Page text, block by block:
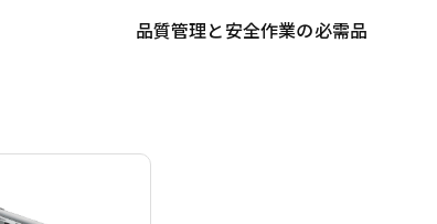
品質管理と安全作業の必需品